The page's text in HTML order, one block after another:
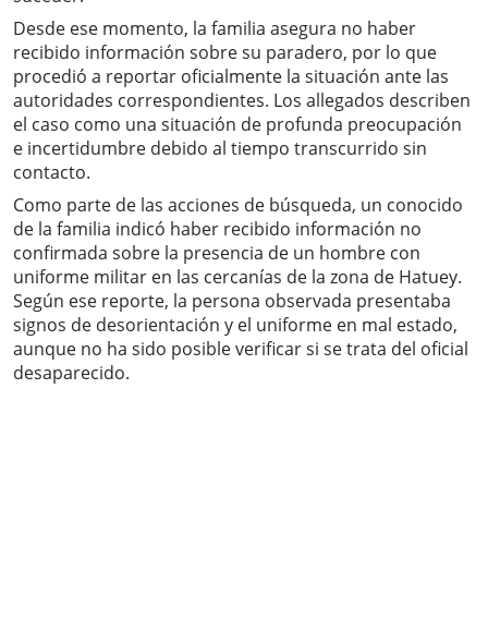
Desde ese momento, la familia asegura no haber
recibido información sobre su paradero, por lo que
procedió a reportar oficialmente la situación ante las
autoridades correspondientes. Los allegados describen
el caso como una situación de profunda preocupación
e incertidumbre debido al tiempo transcurrido sin
contacto.
Como parte de las acciones de búsqueda, un conocido
de la familia indicó haber recibido información no
confirmada sobre la presencia de un hombre con
uniforme militar en las cercanías de la zona de Hatuey.
Según ese reporte, la persona observada presentaba
signos de desorientación y el uniforme en mal estado,
aunque no ha sido posible verificar si se trata del oficial
desaparecido.